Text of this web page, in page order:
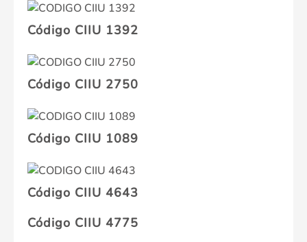
Código CIIU 1392
Código CIIU 2750
Código CIIU 1089
Código CIIU 4643
Código CIIU 4775